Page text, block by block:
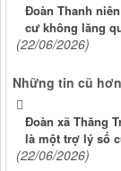
Đoàn Thanh
cư không lăng
(22/06/2026)
Những tin cũ hơn
Đoàn xã Thăng
là một trợ lý số
(22/06/2026)